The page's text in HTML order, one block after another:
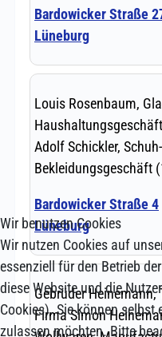
Wir benutzen Cookies
Wir nutzen Cookies auf
essenziell für den Betrieb
diese Website und die
Cookies). Sie können selbst
zulassen möchten. Bitte